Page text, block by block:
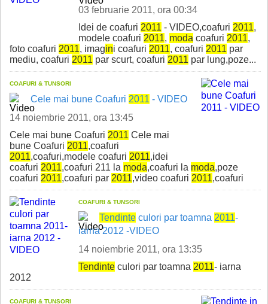
03 februarie 2011, ora 00:34
Idei de coafuri 2011 - VIDEO,coafuri 2011,
modele coafuri 2011, moda coafuri 2011,
foto coafuri 2011, imagini coafuri 2011, coafuri 2011 par
mediu, coafuri 2011 par scurt, coafuri 2011 par lung,poze...
COAFURI & TUNSORI
Cele mai bune Coafuri 2011 - VIDEO
14 noiembrie 2011, ora 13:45
Cele mai bune Coafuri 2011 Cele mai
bune Coafuri 2011,coafuri
2011,coafuri,modele coafuri 2011,idei
coafuri 2011,coafuri 211 la moda,coafuri la moda,poze
coafuri 2011,coafuri par 2011,video coafuri 2011,coafuri
COAFURI & TUNSORI
Tendinte culori par toamna 2011-
iarna 2012 -VIDEO
14 noiembrie 2011, ora 13:35
Tendinte culori par toamna 2011- iarna
2012
COAFURI & TUNSORI